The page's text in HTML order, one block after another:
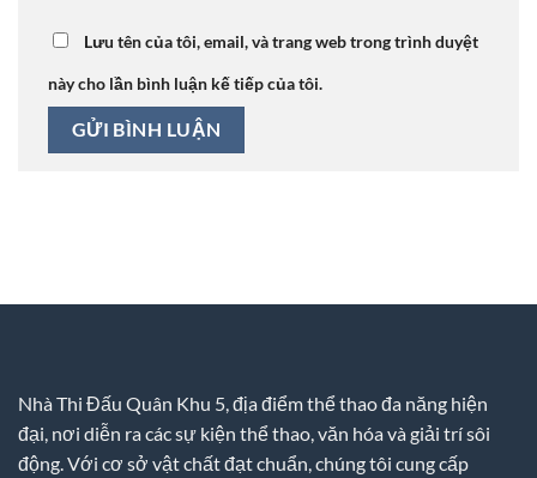
Lưu tên của tôi, email, và trang web trong trình duyệt
này cho lần bình luận kế tiếp của tôi.
Nhà Thi Đấu Quân Khu 5, địa điểm thể thao đa năng hiện
đại, nơi diễn ra các sự kiện thể thao, văn hóa và giải trí sôi
động. Với cơ sở vật chất đạt chuẩn, chúng tôi cung cấp